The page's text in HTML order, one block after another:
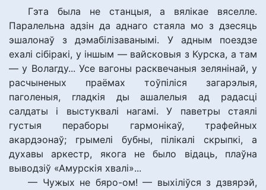
Гэта была не станцыя, а вялікае вяселле.
Паралельна адзін да аднаго стаяла мо з дзесяць
эшалонаў з дэмабілізаванымі. У адным поездзе
ехалі сібіракі, у іншым — вайсковыя з Курска, а там
— у Волагду... Усе вагоны расквечаныя зелянінай, у
расчыненых праёмах тоўпіліся загарэлыя,
паголеныя, гладкія ды ашалелыя ад радасці
салдаты і выстуквалі нагамі. У паветры стаялі
густыя пераборы гармонікаў, трафейных
акардэонаў; грымелі бубны, пілікалі скрыпкі, а
духавы аркестр, якога не было відаць, плаўна
выводзіў «Амурскія хвалі»...
— Чужых не бяро-ом! — выхіліўся з дзвярэй,